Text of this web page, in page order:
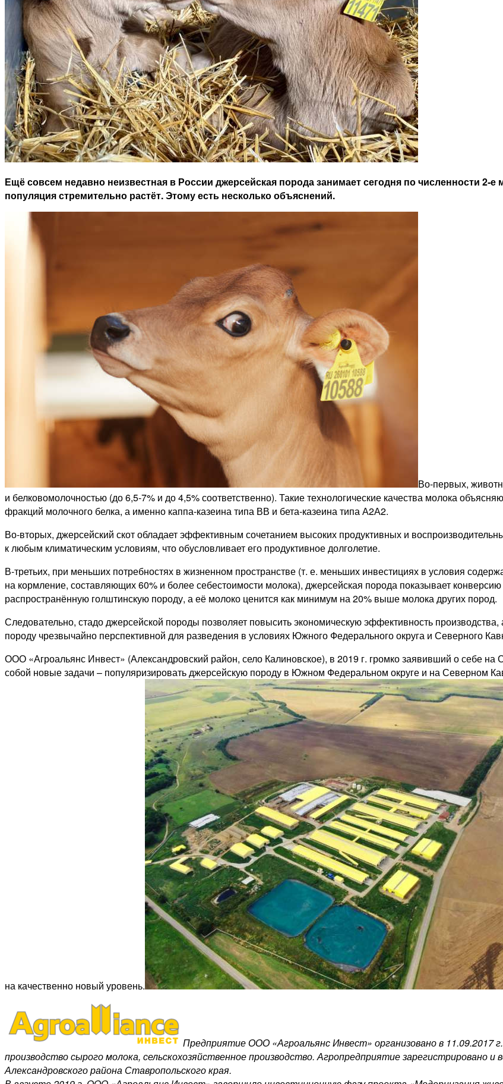
Ещё совсем недавно неизвестная в России джерсейская порода занимает сегодня по численности
популяция стремительно растёт. Этому есть несколько объяснений.
Во-первых,
и белковомолочностью (до 6,5‑7% и до 4,5% соответственно). Такие технологические качества молока
фракций молочного белка, а именно каппа-­казеина типа ВВ и бета-казеина типа А2А2.
Во-вторых, джерсейский скот обладает эффективным сочетанием высоких продуктивных и
к любым климатическим условиям, что обусловливает его продуктивное долголетие.
В-третьих, при меньших потребностях в жизненном пространстве (т. е. меньших инвестициях в условия
на кормление, составляющих 60% и более себестоимости молока), джерсейская порода показывает
распространённую голштинскую породу, а её молоко ценится как минимум на 20% выше молока других пород.
Следовательно, стадо джерсейской породы позволяет повысить экономическую эффективность
породу чрезвычайно перспективной для разведения в условиях Южного Федерального округа и Северного
ООО «Агроальянс Инвест» (Александровский район, село Калиновское), в 2019 г. громко заявивший о себе
собой новые задачи – ​популяризировать джерсейскую породу в Южном Федеральном округе и на Северном
на качественно новый уровень.
Предприятие ООО «Агроальянс Инвест» организовано в 11.09.2017
производство сырого молока, сельскохозяйственное производство. Агропредприятие зарегистрировано
Александровского района Ставропольского края.